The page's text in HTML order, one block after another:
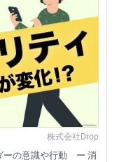
株式会社Drop
ーの意識や行動 ー 消